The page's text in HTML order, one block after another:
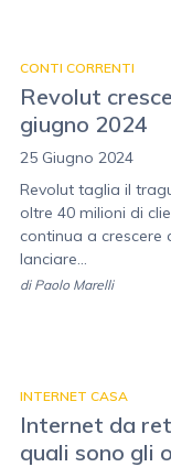
CONTI CORRENTI
Revolut
giugno 2024
25 Giugno 2024
Revolut taglia il
oltre 40 milioni di
continua a crescere
lanciare...
di Paolo Marelli
INTERNET CASA
Internet da
quali sono gli